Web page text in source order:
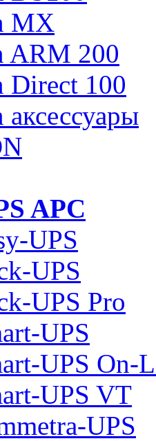
MX
ARM 200
Direct 100
APC
UPS
UPS
UPS Pro
UPS
UPS On-
UPS VT
UPS